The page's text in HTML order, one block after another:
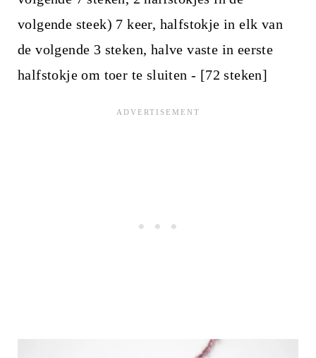
volgende steek) 7 keer, halfstokje in elk van
de volgende 3 steken, halve vaste in eerste
halfstokje om toer te sluiten - [72 steken]